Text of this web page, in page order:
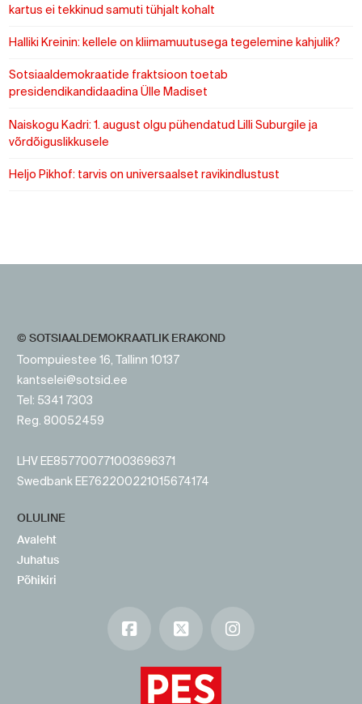
kartus ei tekkinud samuti tühjalt kohalt
Halliki Kreinin: kellele on kliimamuutusega tegelemine kahjulik?
Sotsiaaldemokraatide fraktsioon toetab
presidendikandidaadina Ülle Madiset
Naiskogu Kadri: 1. august olgu pühendatud Lilli Suburgile ja
võrdõiguslikkusele
Heljo Pikhof: tarvis on universaalset ravikindlustust
© SOTSIAALDEMOKRAATLIK ERAKOND
Toompuiestee 16, Tallinn 10137
kantselei@sotsid.ee
Tel: 5341 7303
Reg. 80052459
LHV EE857700771003696371
Swedbank EE762200221015674174
OLULINE
Avaleht
Juhatus
Põhikiri
Facebook
X